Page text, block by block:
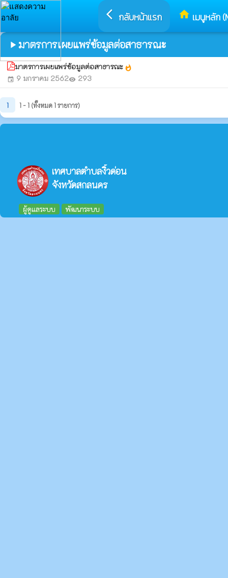
arrow_back_ios กลับหน้าแรก home เมนูหลัก
play_arrow มาตรการเผยแพร่ข้อมูลต่อสาธารณะ
มาตรการเผยแพร่ข้อมูลต่อสาธารณะ whatshot
event 9 มกราคม 2562visibility 293
1 1 - 1 (ทั้งหมด 1 รายการ)
เทศบาลตำบลงิ้วด่อน
จังหวัดสกลนคร
ผู้ดูแลระบบ พัฒนาระบบ